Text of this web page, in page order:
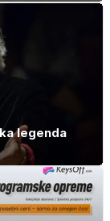
legenda